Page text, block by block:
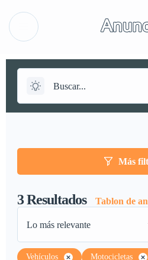
Más
3Resultados Tablon de
Lo más relevante
Vehículos Motocicletas